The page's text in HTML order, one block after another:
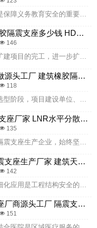
LNR1400天然橡胶隔震支座多少钱 HDR1000高阻尼隔震支座什么价格 铅芯防震支座商家厂家
146
莒县第六实验小学扩建项目的完工，进一步扩大了学校的办学规模，完善了校园硬件配套，有效缓解了片区适龄儿童入学压力。衡水双林橡胶制品有限公司提供的隔震支座，凭借齐全...
建筑隔震支座定做源头工厂 建筑橡胶隔震支座LNR LNR水平力分散力型支座
118
高阻尼HDR橡胶支座厂家 LNR水平分散形橡胶隔震支座源头工厂 钢结构支座
135
建筑橡胶组合隔震支座生产厂家 建筑天然橡胶隔震支座 高阻尼隔震橡胶支座生产厂家
142
减震橡胶隔震支座厂商源头工厂 隔震支座LRB600-Ⅱ厂家 建筑叠层橡胶减震支座厂家
151